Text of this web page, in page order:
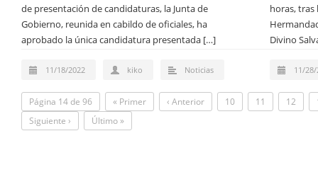
horas, tras
Divino
11/
de presentación de candidaturas, la Junta de
Gobierno, reunida en cabildo de oficiales, ha
aprobado la única candidatura presentada […]
11/18/2022 kiko Noticias
Página 14 de 96 « Primer ‹ Anterior 10 11 12
Siguiente ›
Último »